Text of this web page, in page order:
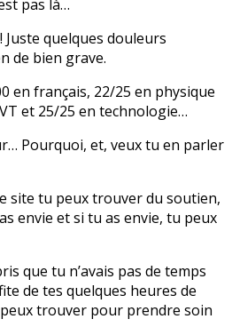
pas là…
Juste quelques douleurs
de bien grave.
en français, 22/25 en physique
et 25/25 en technologie…
Pourquoi, et, veux tu en parler
site tu peux trouver du soutien,
envie et si tu as envie, tu peux
que tu n’avais pas de temps
de tes quelques heures de
trouver pour prendre soin